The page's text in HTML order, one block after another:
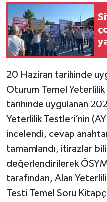
20 Haziran tarihinde
Oturum Temel Yeterlilik
tarihinde uygulanan
Yeterlilik Testleri’nin
incelendi, cevap
tamamlandı, itirazlar
değerlendirilerek
tarafından, Alan
Testi Temel Soru